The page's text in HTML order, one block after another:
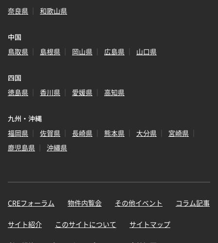
奈良県
和歌山県
中国
鳥取県
島根県 岡山県 広島県 山口県
四国
徳島県
香川県 愛媛県 高知県
九州・沖縄
福岡県
佐賀県 長崎県 熊本県 大分県
宮崎県
鹿児島県
沖縄県
CREフォーラム 物件内覧会 その他イベント コラム記事
サイト紹介 このサイトについて サイトマップ